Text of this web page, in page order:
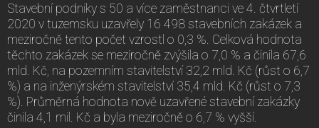
Stavební podniky s 50 a více zaměstnanci ve 4. čtvrtletí
2020 v tuzemsku uzavřely 16 498 stavebních zakázek a
meziročně tento počet vzrostl o 0,3 %. Celková hodnota
těchto zakázek se meziročně zvýšila o 7,0 % a činila 67,6
mld. Kč, na pozemním stavitelství 32,2 mld. Kč (růst o 6,7
%) a na inženýrském stavitelství 35,4 mld. Kč (růst o 7,3
%). Průměrná hodnota nově uzavřené stavební zakázky
činila 4,1 mil. Kč a byla meziročně o 6,7 % vyšší.